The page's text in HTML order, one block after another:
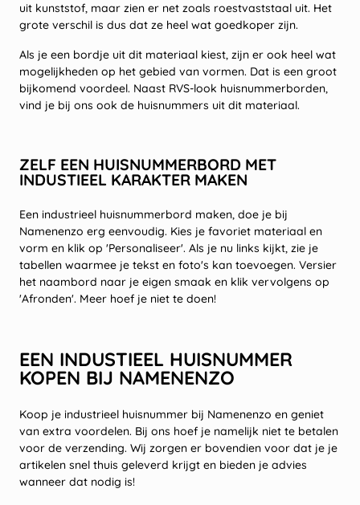
uit kunststof, maar zien er net zoals roestvaststaal uit. Het
grote verschil is dus dat ze heel wat goedkoper zijn.
Als je een bordje uit dit materiaal kiest, zijn er ook heel wat
mogelijkheden op het gebied van vormen. Dat is een groot
bijkomend voordeel. Naast RVS-look huisnummerborden,
vind je bij ons ook de huisnummers uit dit materiaal.
ZELF EEN HUISNUMMERBORD MET
INDUSTIEEL KARAKTER MAKEN
Een industrieel huisnummerbord maken, doe je bij
Namenenzo erg eenvoudig. Kies je favoriet materiaal en
vorm en klik op 'Personaliseer'. Als je nu links kijkt, zie je
tabellen waarmee je tekst en foto's kan toevoegen. Versier
het naambord naar je eigen smaak en klik vervolgens op
'Afronden'. Meer hoef je niet te doen!
EEN INDUSTIEEL HUISNUMMER
KOPEN BIJ NAMENENZO
Koop je industrieel huisnummer bij Namenenzo en geniet
van extra voordelen. Bij ons hoef je namelijk niet te betalen
voor de verzending. Wij zorgen er bovendien voor dat je je
artikelen snel thuis geleverd krijgt en bieden je advies
wanneer dat nodig is!